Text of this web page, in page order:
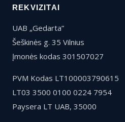
REKVIZITAI
UAB „Gedarta”
Šeškinės g. 35 Vilnius
Įmonės kodas 301507027
PVM Kodas LT100003790615
LT03 3500 0100 0224 7954
Paysera LT UAB, 35000